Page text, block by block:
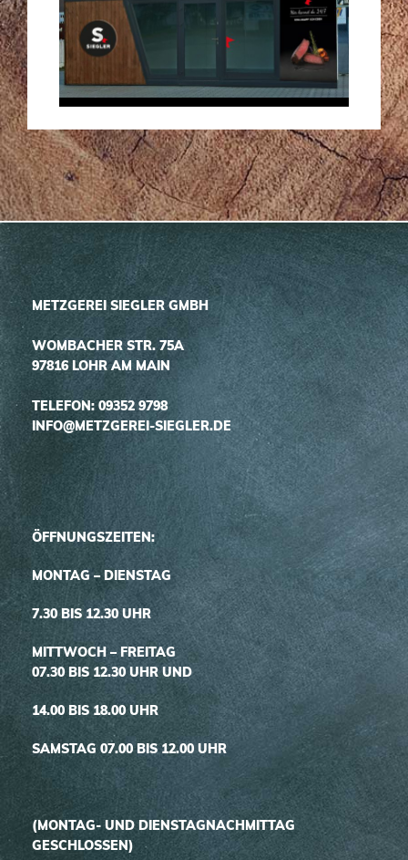
METZGEREI SIEGLER GMBH
WOMBACHER STR. 75A
97816 LOHR AM MAIN
TELEFON: 09352 9798
INFO@METZGEREI-SIEGLER.DE
ÖFFNUNGSZEITEN:
MONTAG – DIENSTAG
7.30 BIS 12.30 UHR
MITTWOCH – FREITAG
07.30 BIS 12.30 UHR UND
14.00 BIS 18.00 UHR
SAMSTAG 07.00 BIS 12.00 UHR
(MONTAG- UND DIENSTAGNACHMITTAG
GESCHLOSSEN)